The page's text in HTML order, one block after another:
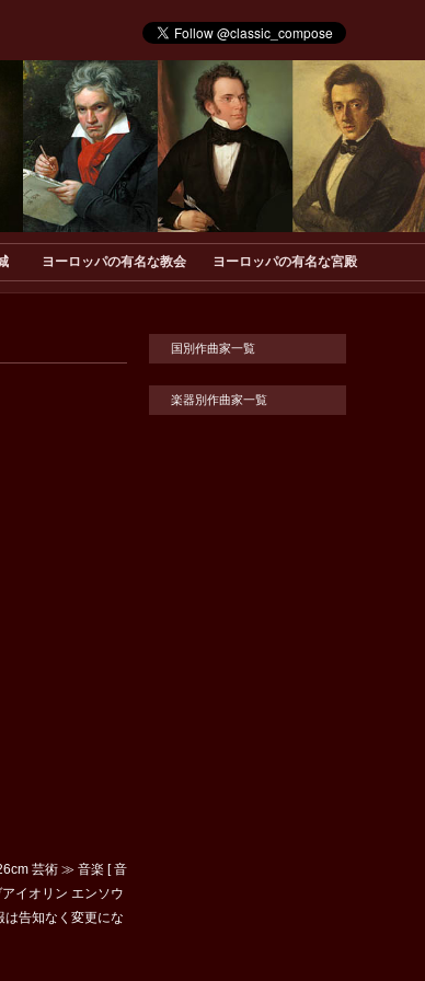
ヨーロッパの有名な教会 ヨーロッパの有名な宮殿
芸術 ≫ 音楽 [ 音
イオリン エンソウ
告知なく変更にな
国別作曲家一覧
楽器別作曲家一覧